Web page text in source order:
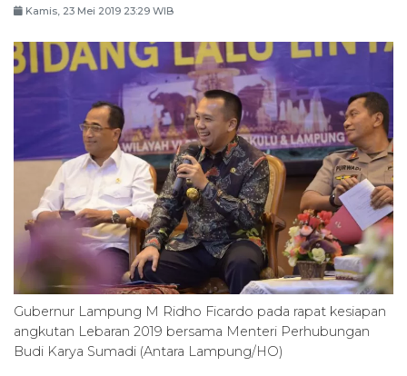
Kamis, 23 Mei 2019 23:29 WIB
Gubernur Lampung M Ridho Ficardo pada rapat kesiapan
angkutan Lebaran 2019 bersama Menteri Perhubungan
Budi Karya Sumadi (Antara Lampung/HO)